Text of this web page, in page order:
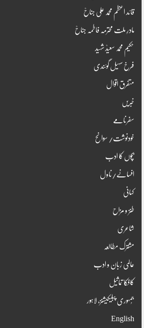
قائد اعظم محمد علی جناحؒ
مادرِ ملت محترمہ فاطمہ جناحؒ
حکیم محمد سعیدؒ شہید
فرخ سہیل گوئندی
متفرق اقوال
خبریں
سفرنامے
خودنوشت/ سوانح
بچوں کا ادب
افسانے/ناول
کہانی
طنز و مزاح
شاعری
مشترک مطالعہ
عالمی زبان و ادب
کافکا تماثیل
جُمہوری پبلیکیشنز، لاہور
English